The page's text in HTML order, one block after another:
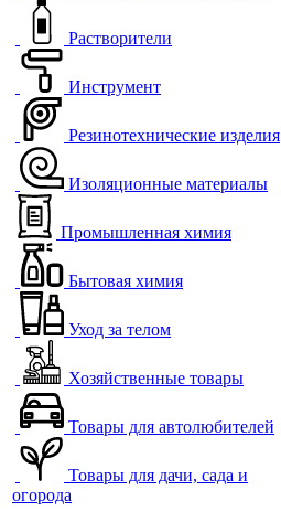
Растворители
Инструмент
Резинотехнические изделия
Изоляционные материалы
Промышленная химия
Бытовая химия
Уход за телом
Хозяйственные товары
Товары для автолюбителей
Товары для дачи, сада и
огорода